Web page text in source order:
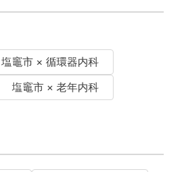
塩竈市 × 循環器内科
塩竈市 × 老年内科